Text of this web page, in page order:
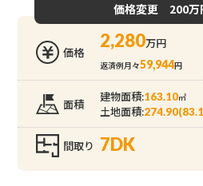
価格変更 200万
価格
2,280万円
返済例月々59,944円
面積 建物面積:163.10㎡
土地面積:
間取り 7DK